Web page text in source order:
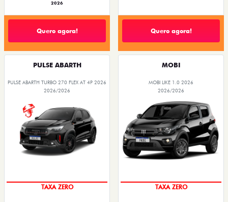
2026
Quero agora! Quero agora!
PULSE ABARTH
PULSE ABARTH TURBO 270 FLEX AT 4P 2026
2026/2026
TAXA ZERO
MOBI
MOBI LIKE 1.0 2026
2026/2026
TAXA ZERO